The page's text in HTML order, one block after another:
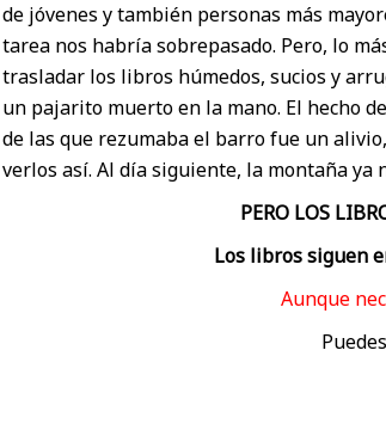
de jóvenes y también personas más
tarea nos habría sobrepasado. Pero, lo
trasladar los libros húmedos, sucios y
un pajarito muerto en la mano. El hecho
de las que rezumaba el barro fue un
verlos así. Al día siguiente, la montaña ya
PERO LOS
Los libros siguen
Aunque